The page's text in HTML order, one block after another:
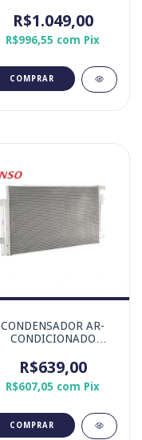
MARCA DENSO
R$1.049,00
R$996,55 com Pix
CONDENSADOR AR-
CONDICIONADO
ONIX, PRISMA e SPIN
SPE/4 ECO ASP202-
0677S
R$639,00
R$607,05 com Pix